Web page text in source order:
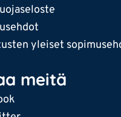
yleiset
meitä